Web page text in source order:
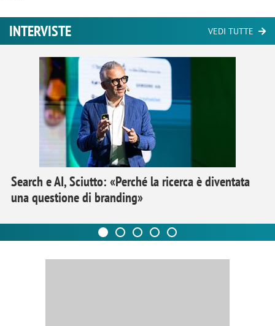
INTERVISTE VEDI TUTTE
Search e AI, Sciutto: «Perché la ricerca è diventata
una questione di branding»